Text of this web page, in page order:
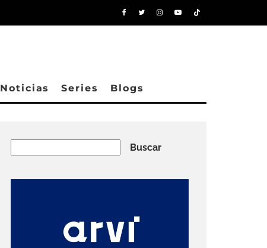
Noticias Series Blogs
Buscar